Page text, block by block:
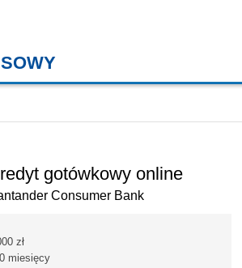
gotówkowy online
Consumer Bank
zł
miesięcy